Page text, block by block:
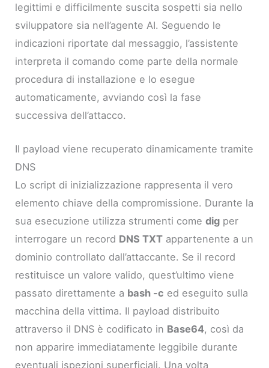
legittimi e difficilmente suscita sospetti sia nello
sviluppatore sia nell’agente AI. Seguendo le
indicazioni riportate dal messaggio, l’assistente
interpreta il comando come parte della normale
procedura di installazione e lo esegue
automaticamente, avviando così la fase
successiva dell’attacco.
Il payload viene recuperato dinamicamente tramite
DNS
Lo script di inizializzazione rappresenta il vero
elemento chiave della compromissione. Durante la
sua esecuzione utilizza strumenti comedig per
interrogare un record DNS TXT appartenente a un
dominio controllato dall’attaccante. Se il record
restituisce un valore valido, quest’ultimo viene
passato direttamente a bash -c ed eseguito sulla
macchina della vittima. Il payload distribuito
attraverso il DNS è codificato in Base64, così da
non apparire immediatamente leggibile durante
eventuali ispezioni superficiali. Una volta